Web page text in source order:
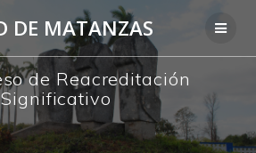
Saltar
al
contenido
DE MATANZAS
de Reacreditación
Significativo